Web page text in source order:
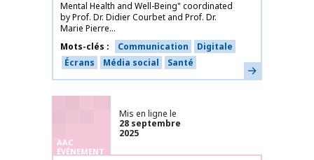
Mental Health and Well-Being" coordinated
by Prof. Dr. Didier Courbet and Prof. Dr.
Marie Pierre...
Mots-clés
Communication
Digitale
Écrans
Média social Santé En savoir plus
AAC
ÉVÉNEMENT
Mis en ligne le
28 septembre
2025